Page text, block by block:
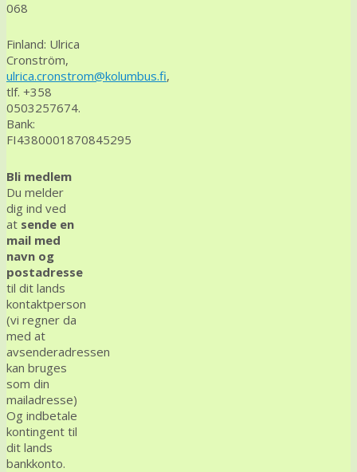
068
Finland: Ulrica
Cronström,
ulrica.cronstrom@kolumbus.fi,
tlf. +358
0503257674.
Bank:
FI4380001870845295
Bli medlem
Du melder
dig ind ved
at sende en
mail med
navn og
postadresse
til dit lands
kontaktperson
(vi regner da
med at
avsenderadressen
kan bruges
som din
mailadresse)
Og indbetale
kontingent til
dit lands
bankkonto.